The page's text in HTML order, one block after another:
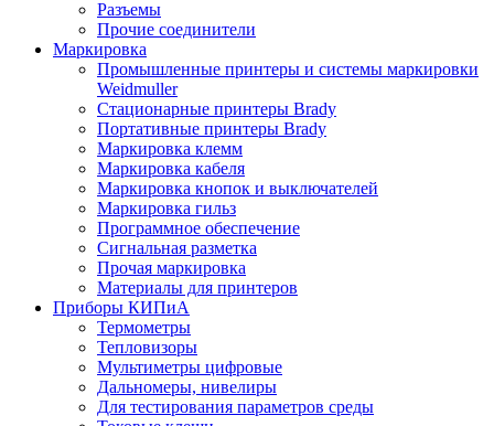
Разъемы
Прочие соединители
Маркировка
Промышленные принтеры и системы маркировки
Weidmuller
Стационарные принтеры Brady
Портативные принтеры Brady
Маркировка клемм
Маркировка кабеля
Маркировка кнопок и выключателей
Маркировка гильз
Программное обеспечение
Сигнальная разметка
Прочая маркировка
Материалы для принтеров
Приборы КИПиА
Термометры
Тепловизоры
Мультиметры цифровые
Дальномеры, нивелиры
Для тестирования параметров среды